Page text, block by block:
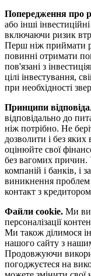
Попередження про
або інші
включаючи ризик
Перш ніж приймати
повинні отримати
пов'язані з
цілі інвестування,
при необхідності
Принципи
відповідально до
ніж потрібно. Не
дозволити і без
оцінюйте свої
без вагомих
компаній і банків, і
виникнення проблем
контакт з
Файли cookie. Ми
персоналізації
Ми також ділимося
нашого сайту з
Продовжуючи
погоджуєтеся на